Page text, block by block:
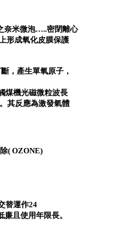
奈米微泡…..密閉離心
形成氧化皮膜保護
，產生單氧原子，
煤機光磁微粒波長
其反應為激發氣體
( OZONE)
替運作24
且使用年限長。